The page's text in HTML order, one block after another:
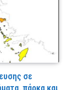
σε
πάρκα και